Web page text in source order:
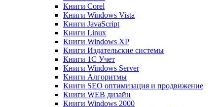
Книги Corel
Книги Windows Vista
Книги JavaScript
Книги Linux
Книги Windows XP
Книги Издательские системы
Книги 1C Учет
Книги Windows Server
Книги Алгоритмы
Книги SEO оптимизация и продвижение
Книги WEB дизайн
Книги Windows 2000